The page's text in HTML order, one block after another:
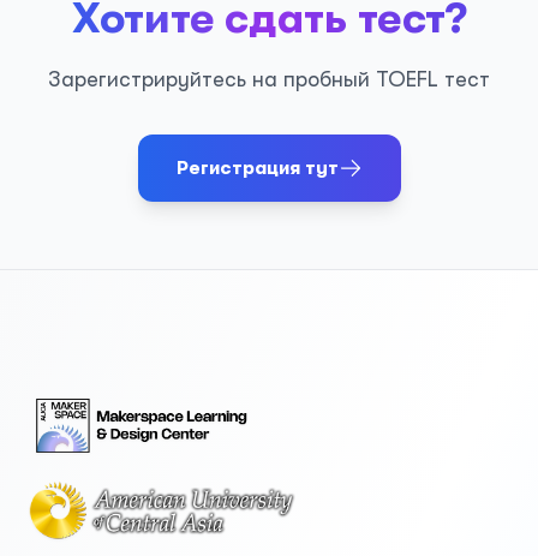
Хотите сдать тест?
Зарегистрируйтесь на пробный TOEFL тест
Регистрация тут